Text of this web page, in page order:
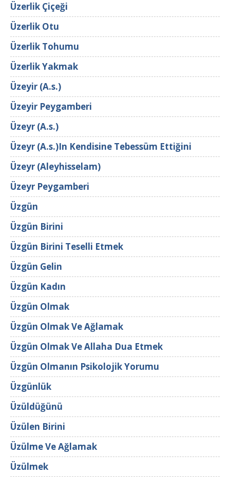
Üzerlik Çiçeği
Üzerlik Otu
Üzerlik Tohumu
Üzerlik Yakmak
Üzeyir (A.s.)
Üzeyir Peygamberi
Üzeyr (A.s.)
Üzeyr (A.s.)In Kendisine Tebessüm Ettiğini
Üzeyr (Aleyhisselam)
Üzeyr Peygamberi
Üzgün
Üzgün Birini
Üzgün Birini Teselli Etmek
Üzgün Gelin
Üzgün Kadın
Üzgün Olmak
Üzgün Olmak Ve Ağlamak
Üzgün Olmak Ve Allaha Dua Etmek
Üzgün Olmanın Psikolojik Yorumu
Üzgünlük
Üzüldüğünü
Üzülen Birini
Üzülme Ve Ağlamak
Üzülmek